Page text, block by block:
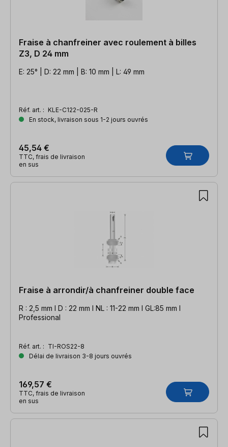
Fraise à chanfreiner avec roulement à billes
Z3, D 24 mm
E: 25° | D: 22 mm | B: 10 mm | L: 49 mm
Réf. art. : KLE-C122-025-R
En stock, livraison sous 1-2 jours ouvrés
45,54 €
TTC, frais de livraison
en sus
Fraise à arrondir/à chanfreiner double face
R : 2,5 mm l D : 22 mm l NL : 11-22 mm l GL:85 mm l
Professional
Réf. art. : TI-ROS22-8
Délai de livraison 3-8 jours ouvrés
169,57 €
TTC, frais de livraison
en sus